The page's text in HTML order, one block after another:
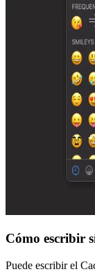
Cómo escribir
Puede escribir el